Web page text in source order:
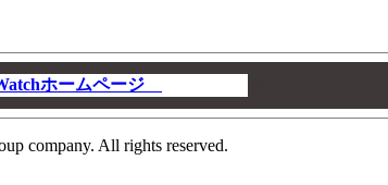
ホームページ
company. All rights reserved.